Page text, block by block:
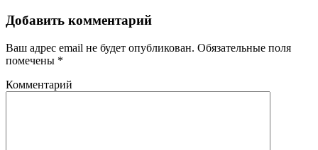
Добавить комментарий
Ваш адрес email не будет опубликован. Обязательные поля
помечены *
Комментарий